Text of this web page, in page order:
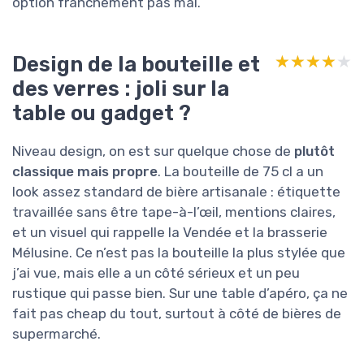
Design de la bouteille et
des verres : joli sur la
table ou gadget ?
★★★★★
★★★★★
Niveau design, on est sur quelque chose de plutôt
classique mais propre. La bouteille de 75 cl a un
look assez standard de bière artisanale : étiquette
travaillée sans être tape-à-l’œil, mentions claires,
et un visuel qui rappelle la Vendée et la brasserie
Mélusine. Ce n’est pas la bouteille la plus stylée que
j’ai vue, mais elle a un côté sérieux et un peu
rustique qui passe bien. Sur une table d’apéro, ça ne
fait pas cheap du tout, surtout à côté de bières de
supermarché.